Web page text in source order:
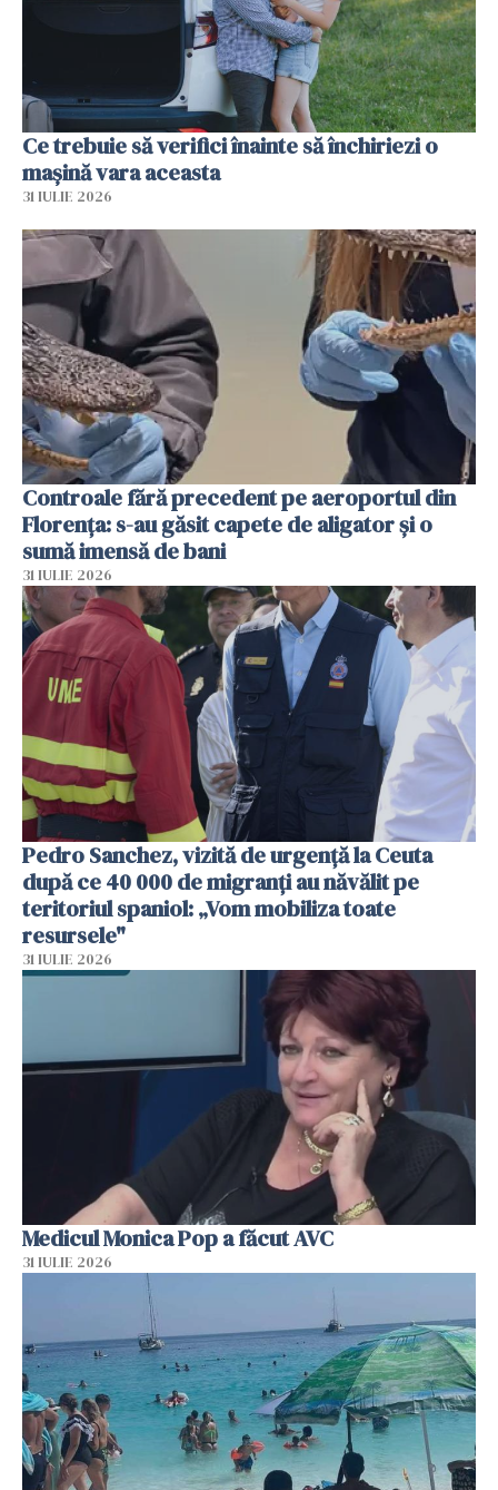
Ce trebuie să verifici înainte să închiriezi o
mașină vara aceasta
31 IULIE 2026
Controale fără precedent pe aeroportul din
Florența: s-au găsit capete de aligator și o
sumă imensă de bani
31 IULIE 2026
Pedro Sanchez, vizită de urgență la Ceuta
după ce 40 000 de migranți au năvălit pe
teritoriul spaniol: „Vom mobiliza toate
resursele"
31 IULIE 2026
Medicul Monica Pop a făcut AVC
31 IULIE 2026